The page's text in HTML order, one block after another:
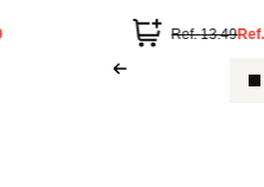
Ref.13.49